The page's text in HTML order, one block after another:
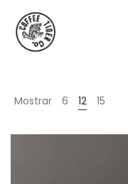
Mostrar 6 12 15